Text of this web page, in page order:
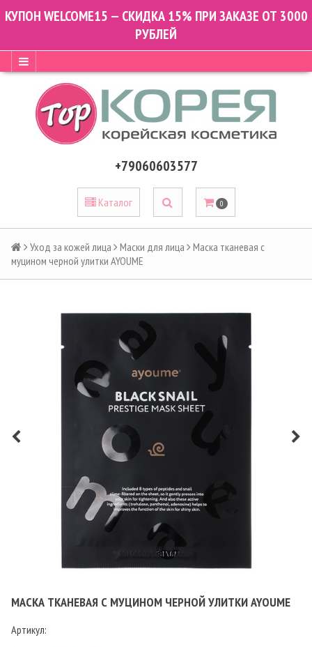
КУПОН WELCOME15 — СКИДКА 15% ПРИ ЗАКАЗЕ ОТ 3000
РУБЛЕЙ
+79060603577
Каталог 0
Уход за кожей лица Маски для лица
Маска тканевая с
муцином черной улитки AYOUME
МАСКА ТКАНЕВАЯ С МУЦИНОМ ЧЕРНОЙ УЛИТКИ AYOUME
Артикул: